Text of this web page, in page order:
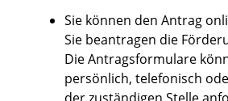
Sie können den Antrag
Sie beantragen die
Die Antragsformulare
persönlich, telefonisch